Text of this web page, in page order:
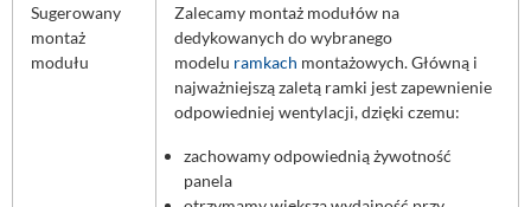
Sugerowany
montaż
modułu
Zalecamy montaż modułów na
dedykowanych do wybranego
modelu ramkach montażowych. Główną i
najważniejszą zaletą ramki jest zapewnienie
odpowiedniej wentylacji, dzięki czemu:
zachowamy odpowiednią żywotność
panela